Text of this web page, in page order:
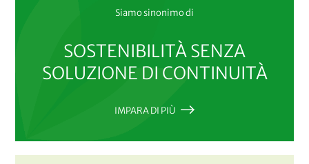
Siamo sinonimo di
SOSTENIBILITÀ SENZA
SOLUZIONE DI CONTINUITÀ
IMPARA DI PIÙ